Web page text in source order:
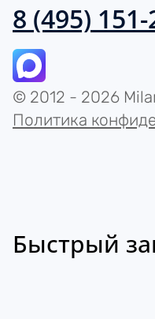
8 (495) 151-
© 2012 - 2026
Политика
Быстрый